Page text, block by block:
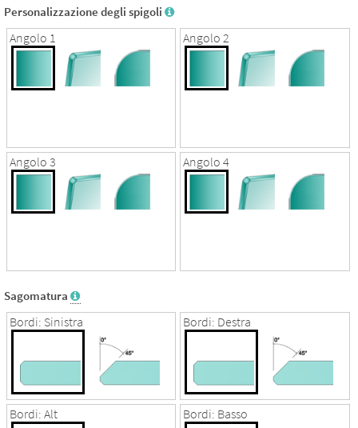
6018
6019
RAL
6027
RAL
RAL
7035
7037
7044
7045
7047
RAL
9002
RAL
9006
9010
RAL
9016
Personalizzazione degli spigoli
Angolo 1 Angolo 2
Angolo 3 Angolo 4
Sagomatura
Bordi: Sinistra Bordi: Destra
Bordi: Alt Bordi: Basso